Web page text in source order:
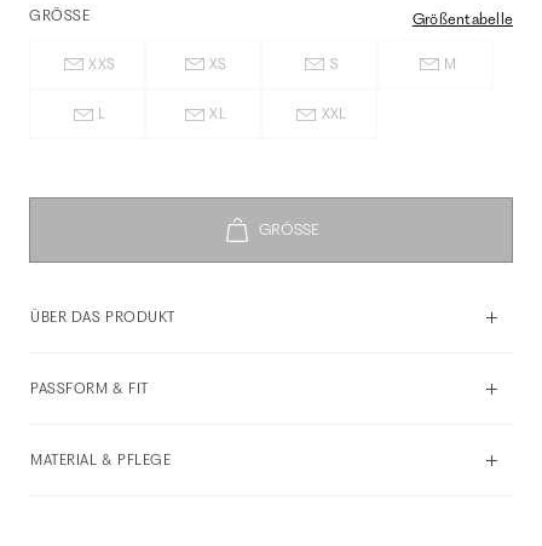
GRÖSSE Größentabelle
XXS XS S M
L XL XXL
ÜBER DAS PRODUKT
PASSFORM & FIT
MATERIAL & PFLEGE